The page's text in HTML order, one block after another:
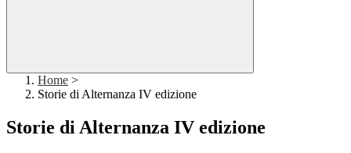
Home >
Storie di Alternanza IV edizione
Storie di Alternanza IV edizione